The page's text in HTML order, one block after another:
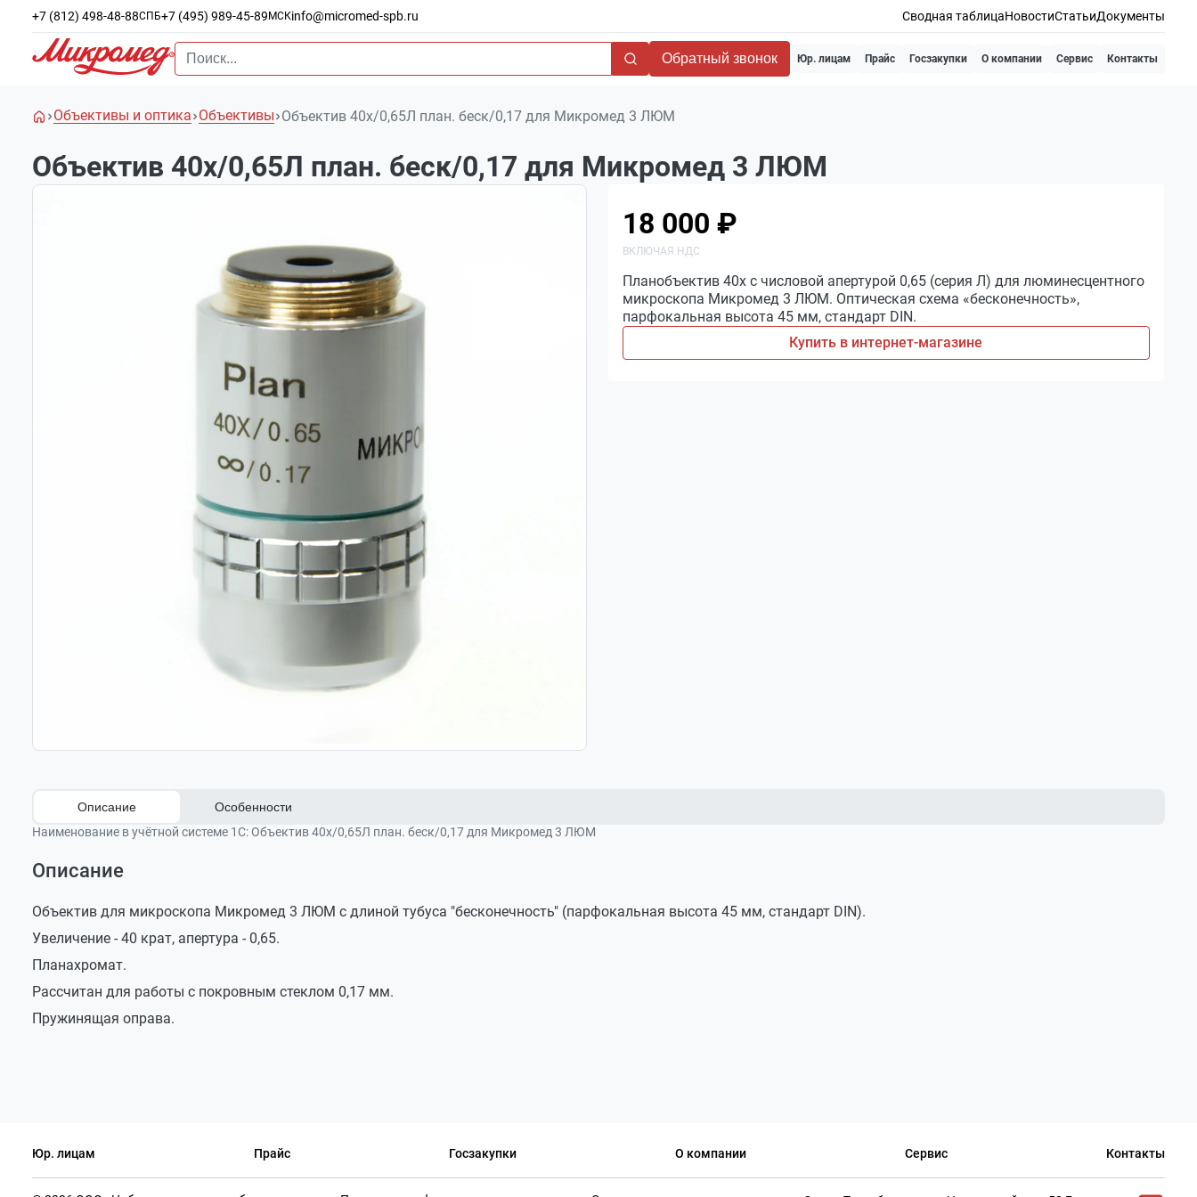
+7 (812) 498-48-88СПБ+7 (495) 989-45-89 МСКinfo@micromed-spb.ru Сводная таблицаНовостиСтатьиДокументы
Обратный звонок Юр. лицам Прайс Госзакупки О компании Сервис Контакты
Объективы и оптика Объективы Объектив 40х/0,65Л план. беск/0,17 для Микромед 3 ЛЮМ
Объектив 40х/0,65Л план. беск/0,17 для Микромед 3 ЛЮМ
18 000 ₽
Планобъектив 40х с числовой апертурой 0,65 (серия Л) для люминесцентного
микроскопа Микромед 3 ЛЮМ. Оптическая схема «бесконечность»,
парфокальная высота 45 мм, стандарт DIN.
Купить в интернет-магазине
Описание
Особенности
Наименование в учётной системе 1С:Объектив 40х/0,65Л план. беск/0,17 для Микромед 3 ЛЮМ
Описание
Объектив для микроскопа Микромед 3 ЛЮМ с длиной тубуса "бесконечность" (парфокальная высота 45 мм, стандарт DIN).
Увеличение - 40 крат, апертура - 0,65.
Планахромат.
Рассчитан для работы с покровным стеклом 0,17 мм.
Пружинящая оправа.
Увеличение: 40х.
Числовая апертура: 0,65.
Тип коррекции: планахромат (Plan), для люминесцентных микроскопов.
Иммерсия: сухой объектив.
Оптическая схема: «бесконечность».
Покровное стекло: 0,17 мм.
Юр. лицам Прайс Госзакупки О компании Сервис Контакты